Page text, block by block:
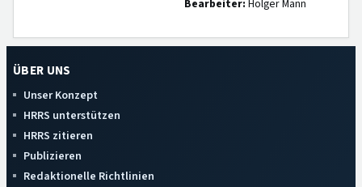
Bearbeiter: Holger Mann
ÜBER UNS
Unser Konzept
HRRS unterstützen
HRRS zitieren
Publizieren
Redaktionelle Richtlinien